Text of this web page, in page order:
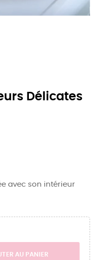
Délicates
avec son intérieur
AU PANIER